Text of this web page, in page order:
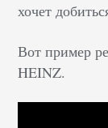
хочет
Вот пример
HEINZ.